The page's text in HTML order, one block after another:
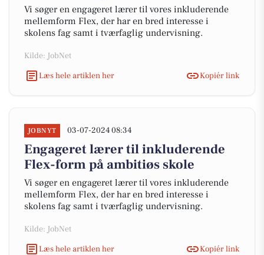
Vi søger en engageret lærer til vores inkluderende
mellemform Flex, der har en bred interesse i
skolens fag samt i tværfaglig undervisning.
Kilde: JobNet
Læs hele artiklen her
Kopiér link
JOBNYT 03-07-2024 08:34
Engageret lærer til inkluderende
Flex-form på ambitiøs skole
Vi søger en engageret lærer til vores inkluderende
mellemform Flex, der har en bred interesse i
skolens fag samt i tværfaglig undervisning.
Kilde: JobNet
Læs hele artiklen her
Kopiér link